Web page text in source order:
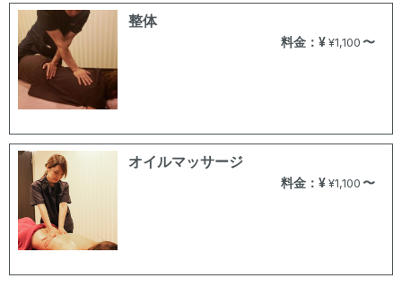
整体
料金：¥¥1,100〜
オイルマッサージ
料金：¥¥1,100〜